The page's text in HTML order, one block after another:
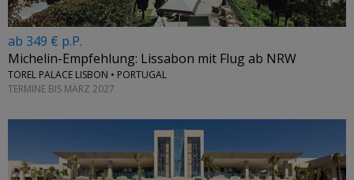
ab 349 € p.P.
Michelin-Empfehlung: Lissabon mit Flug ab NRW
TOREL PALACE LISBON • PORTUGAL
TERMINE BIS MÄRZ 2027